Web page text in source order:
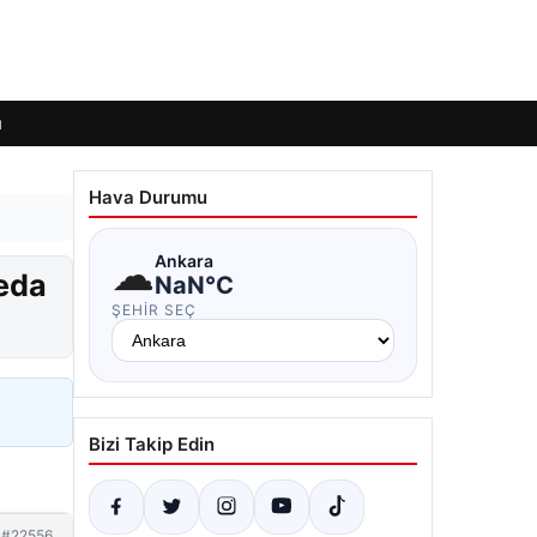
Hava Durumu
☁Ankara
NaN°C
ŞEHIR SEÇ
Bizi Takip Edin